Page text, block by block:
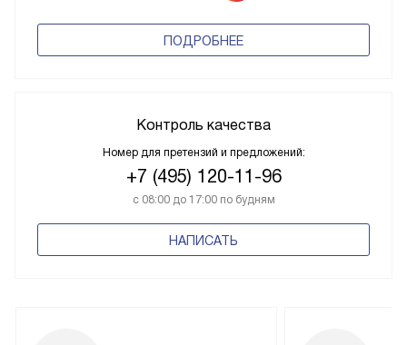
ПОДРОБНЕЕ
Контроль качества
Номер для претензий и предложений:
+7 (495) 120-11-96
с 08:00 до 17:00 по будням
НАПИСАТЬ